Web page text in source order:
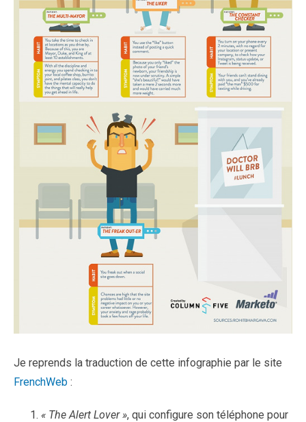
Je reprends la traduction de cette infographie par le site
FrenchWeb :
« The Alert Lover », qui configure son téléphone pour